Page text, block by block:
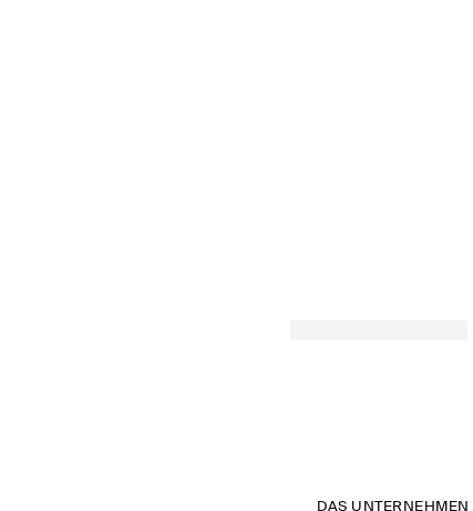
DAS UNTERNEHMEN